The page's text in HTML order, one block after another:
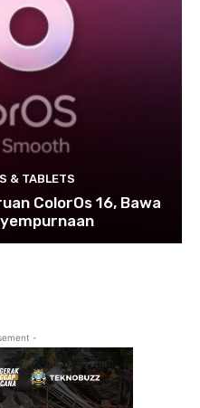
& TABLETS
ColorOs 16, Bawa
-